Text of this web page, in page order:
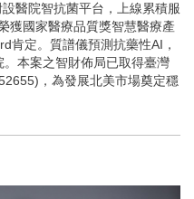
獲國家醫療品質獎智慧醫療產
肯定。質譜儀預測抗藥性AI，
本案之智財佈局已取得臺灣
，為發展北美市場奠定穩